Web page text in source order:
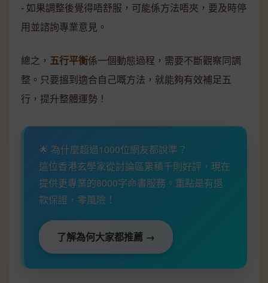
- 如果調整後覺得唔舒服，可能係方法唔夾，要及時停
用並諮詢專業意見。
總之， 五行平衡係一個動態過程，需要不斷觀察同調
整。只要搵到適合自己嘅方法，就能夠有效補足五
行，提升整體運勢！
🌟 為什麼超過1000位網友都說準？
這位香港玄學家從討論區累積千則好評，現在
提供更專業的8000字命書服務。重點是有退
款保證，零風險！
了解為何大家都推薦 →